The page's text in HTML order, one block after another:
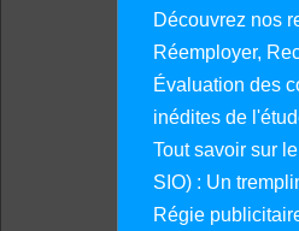
Découvrez nos
Réemployer,
Évaluation des
inédites de
Tout savoir sur
SIO) : Un
Régie